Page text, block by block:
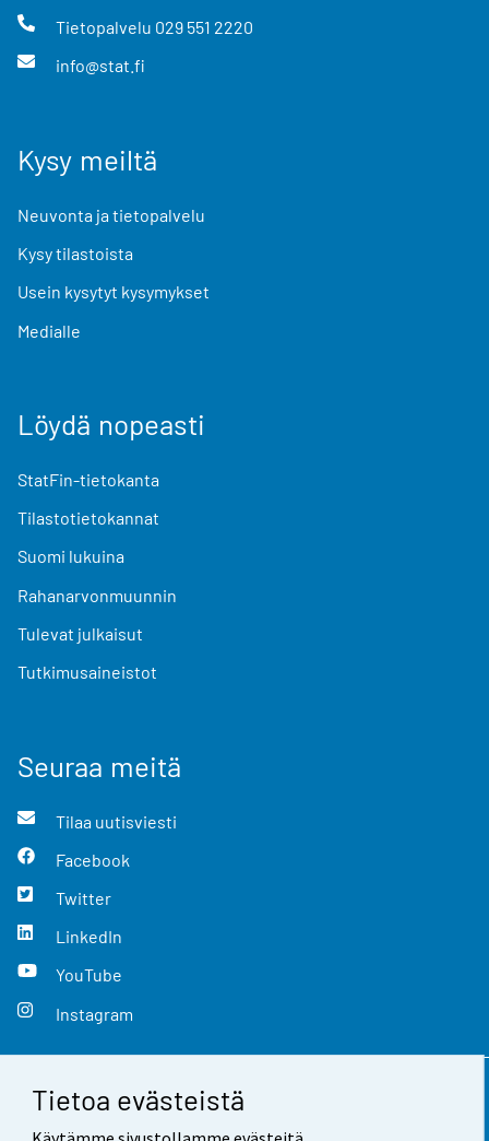
Tietoa evästeistä
Tietopalvelu 029 551 2220
info@stat.fi
Kysy meiltä
Neuvonta ja tietopalvelu
Kysy tilastoista
Usein kysytyt kysymykset
Medialle
Löydä nopeasti
StatFin-tietokanta
Tilastotietokannat
Suomi lukuina
Rahanarvonmuunnin
Tulevat julkaisut
Tutkimusaineistot
Seuraa meitä
Tilaa uutisviesti
Facebook
Twitter
LinkedIn
YouTube
Instagram
Yhteystiedot